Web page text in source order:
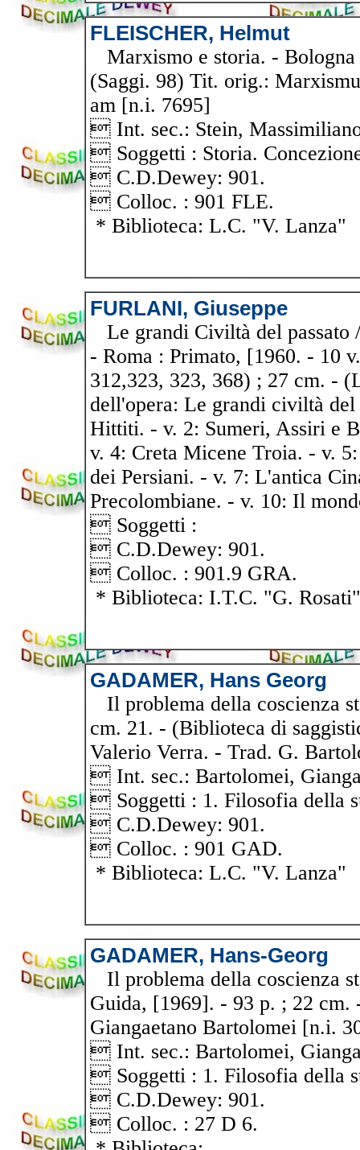
FLEISCHER, Helmut
Marxismo e storia. -
(Saggi. 98) Tit. orig.:
am [n.i. 7695]
 Int. sec.: Stein,
 Soggetti : Storia.
 C.D.Dewey: 901.
 Colloc. : 901 FLE.
* Biblioteca: L.C. "V. Lanza"
FURLANI, Giuseppe
Le grandi Civiltà del passato
- Roma : Primato, [1960. - 10
312,323, 323, 368) ; 27 cm. -
dell'opera: Le grandi civiltà
Hittiti. - v. 2: Sumeri, Assiri e
v. 4: Creta Micene Troia. - v.
dei Persiani. - v. 7: L'antica
Precolombiane. - v. 10: Il
 Soggetti :
 C.D.Dewey: 901.
 Colloc. : 901.9 GRA.
* Biblioteca: I.T.C. "G. Rosati"
GADAMER, Hans Georg
Il problema della coscienza
cm. 21. - (Biblioteca di
Valerio Verra. - Trad. G.
 Int. sec.: Bartolomei,
 Soggetti : 1. Filosofia della
 C.D.Dewey: 901.
 Colloc. : 901 GAD.
* Biblioteca: L.C. "V. Lanza"
GADAMER, Hans-Georg
Il problema della coscienza
Guida, [1969]. - 93 p. ; 22
Giangaetano Bartolomei [n.i.
 Int. sec.: Bartolomei,
 Soggetti : 1. Filosofia della
 C.D.Dewey: 901.
 Colloc. : 27 D 6.